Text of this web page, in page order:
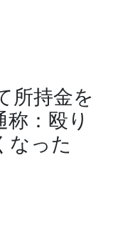
所持金を
：殴り
なった